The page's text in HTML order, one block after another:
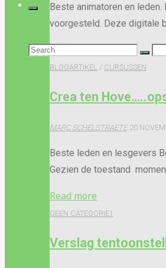
Search
Beste animatoren en
voorgesteld. Deze digitale
Read more "Groepswerk
“HOOP”."
BLOGARTIKEL / CURSUSSEN
Crea ten
MARC SCHELSTRAETE 20
Beste leden en lesgevers
Gezien de toestand
Read more
ten
GEEN CATEGORIE1
Verslag